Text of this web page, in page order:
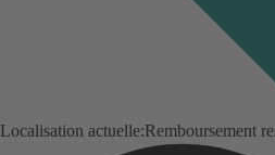
Localisation actuelle:Remboursement